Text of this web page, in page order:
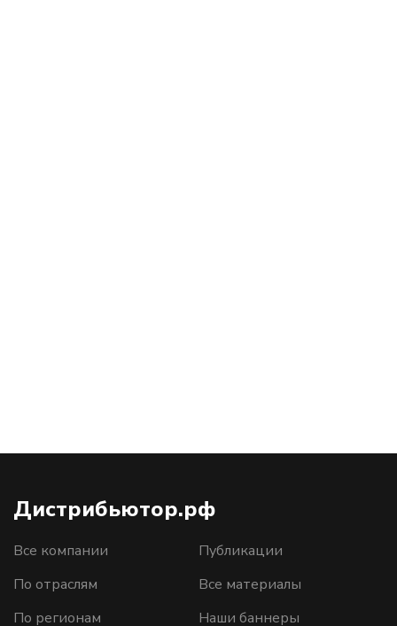
Дистрибьютор.рф
Все компании
По отраслям
По регионам
Публикации
Все материалы
Наши баннеры